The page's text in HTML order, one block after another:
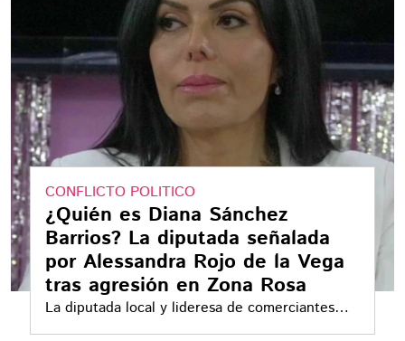
CONFLICTO POLITICO
¿Quién es Diana Sánchez
Barrios? La diputada señalada
por Alessandra Rojo de la Vega
tras agresión en Zona Rosa
La diputada local y lideresa de comerciantes
arrastra una larga trayectoria política, activismo